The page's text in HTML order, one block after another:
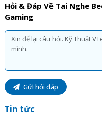
Hỏi & Đáp Về Tai Nghe
Gaming
Gửi hỏi đáp
Tin tức